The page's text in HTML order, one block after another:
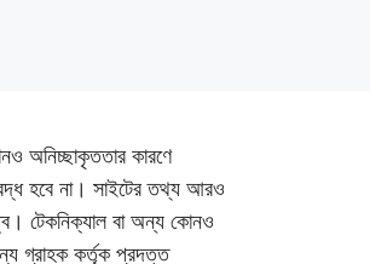
অনিচ্ছাকৃততার কারণে
হবে না। সাইটের তথ্য আরও
টেকনিক্যাল বা অন্য কোনও
গ্রাহক কর্তৃক প্রদত্ত